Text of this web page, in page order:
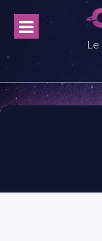
content